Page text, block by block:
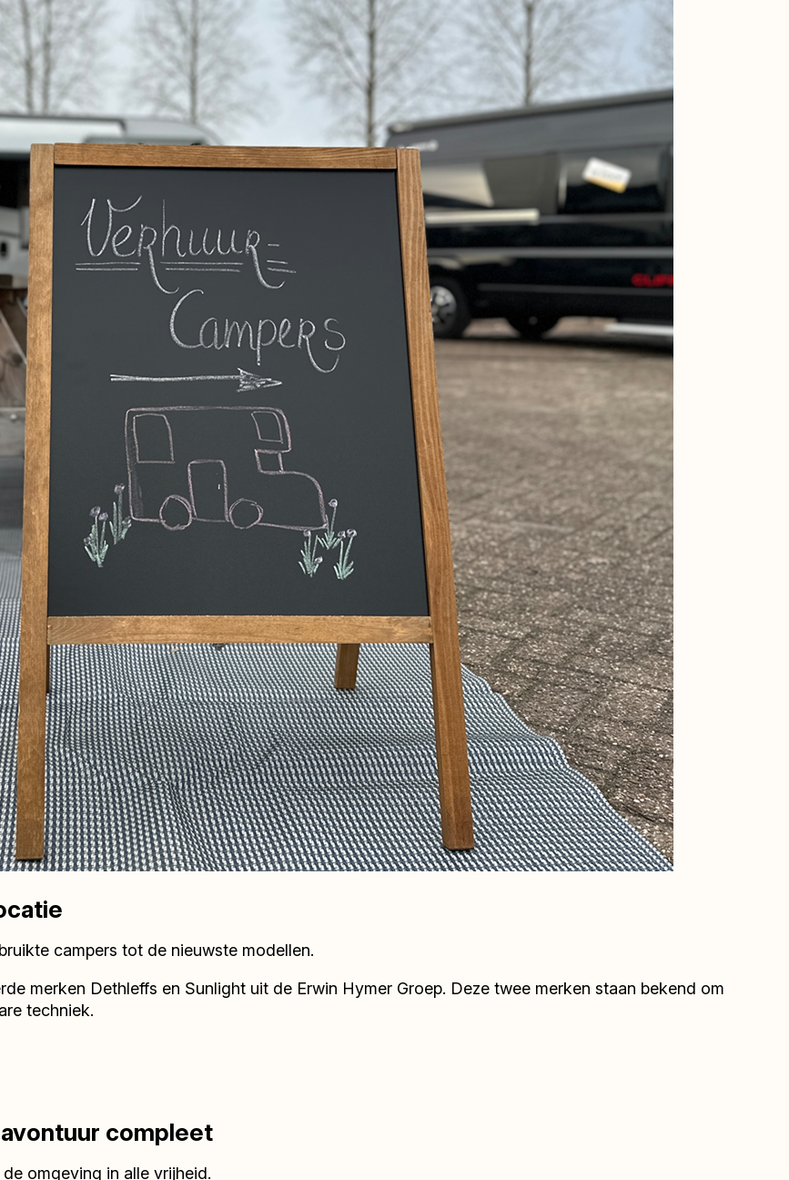
campers tot de nieuwste modellen.
merken Dethleffs en Sunlight uit de Erwin Hymer Groep. Deze twee merken staan bekend om
techniek.
compleet
omgeving in alle vrijheid.